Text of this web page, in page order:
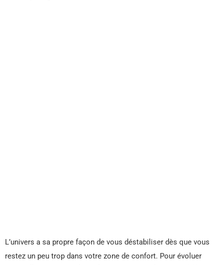
L’univers a sa propre façon de vous déstabiliser dès que vous
restez un peu trop dans votre zone de confort. Pour évoluer